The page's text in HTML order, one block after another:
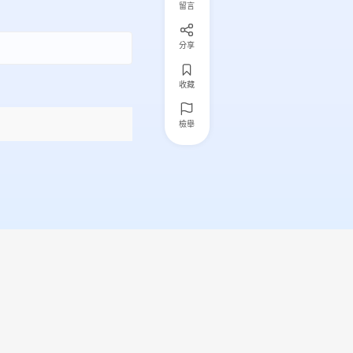
留言
分享
收藏
檢舉